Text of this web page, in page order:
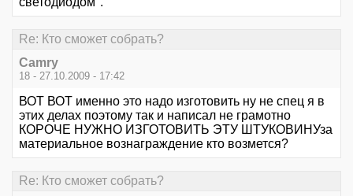
Re: Кто сможет собрать?
Camry
18 - 27.10.2009 - 17:42
ВОТ ВОТ именно это надо изготовить ну не спец я в
этих делах поэтому так и написал не грамотно
КОРОЧЕ НУЖНО ИЗГОТОВИТЬ ЭТУ ШТУКОВИНУза
материальное вознаграждение кто возмется?
Re: Кто сможет собрать?